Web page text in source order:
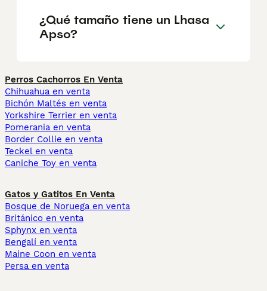
¿Qué tamaño tiene un Lhasa
Apso?
Perros Cachorros En Venta
Chihuahua en venta
Bichón Maltés en venta
Yorkshire Terrier en venta
Pomerania en venta
Border Collie en venta
Teckel en venta
Caniche Toy en venta
Gatos y Gatitos En Venta
Bosque de Noruega en venta
Británico en venta
Sphynx en venta
Bengalí en venta
Maine Coon en venta
Persa en venta